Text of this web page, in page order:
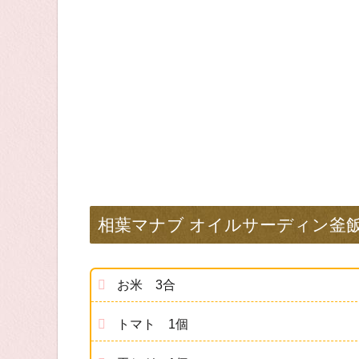
相葉マナブ オイルサーディン釜
お米 3合
トマト 1個